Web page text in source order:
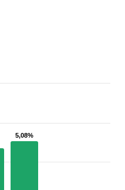
5,08%
5,08%